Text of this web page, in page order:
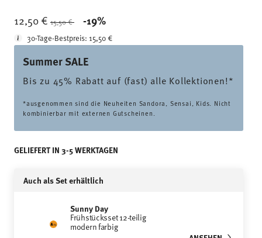
12,50 € Price reduced from
15,50 € -19%
30-Tage-Bestpreis:15,50 €
Summer SALE
Bis zu 45% Rabatt auf (fast) alle Kollektionen!*
*ausgenommen sind die Neuheiten Sandora, Sensai, Kids. Nicht
kombinierbar mit externen Gutscheinen.
GELIEFERT IN 3-5 WERKTAGEN
Auch als Set erhältlich
Sunny Day
Frühstücksset 12-teilig
modern farbig